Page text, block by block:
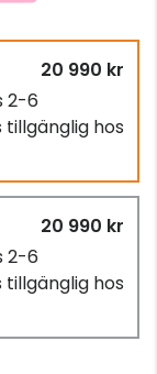
20 990 kr
2-6
hos
20 990 kr
2-6
hos